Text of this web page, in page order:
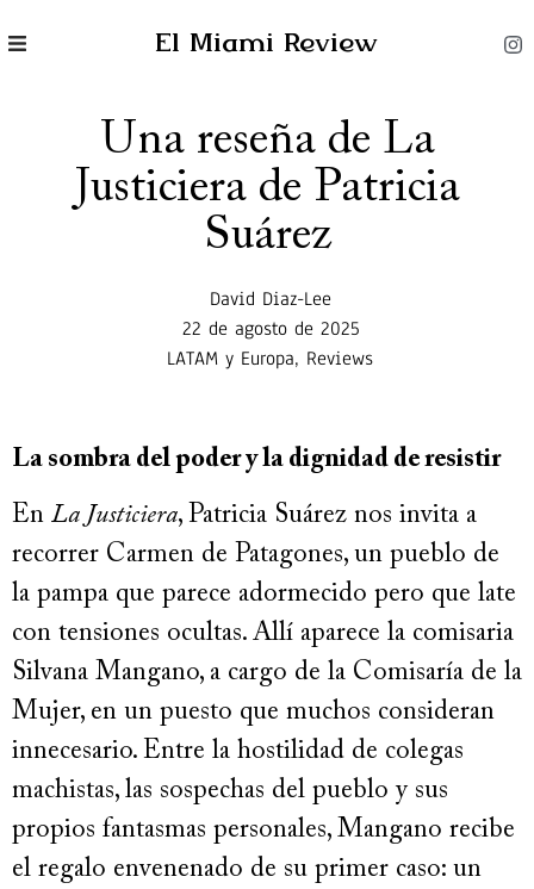
El Miami Review
Una reseña de La
Justiciera de Patricia
Suárez
David Diaz-Lee
22 de agosto de 2025
LATAM y Europa, Reviews
La sombra del poder y la dignidad de resistir
En La Justiciera, Patricia Suárez nos invita a
recorrer Carmen de Patagones, un pueblo de
la pampa que parece adormecido pero que late
con tensiones ocultas. Allí aparece la comisaria
Silvana Mangano, a cargo de la Comisaría de la
Mujer, en un puesto que muchos consideran
innecesario. Entre la hostilidad de colegas
machistas, las sospechas del pueblo y sus
propios fantasmas personales, Mangano recibe
el regalo envenenado de su primer caso: un